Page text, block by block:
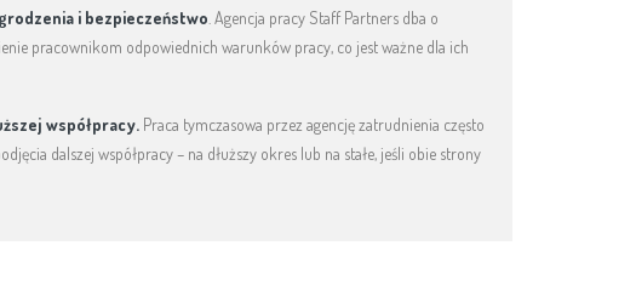
i bezpieczeństwo . Agencja pracy Staff Partners dba o
pracownikom odpowiednich warunków pracy, co jest ważne dla ich
współpracy. Praca tymczasowa przez agencję zatrudnienia często
dalszej współpracy – na dłuższy okres lub na stałe, jeśli obie strony